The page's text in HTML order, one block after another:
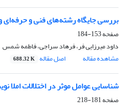
بررسی جایگاه رشته‌های فنی و حرفه‌ای و
صفحه153-184
داود میرزایی فر، فرهاد سراجی، فاطمه شمس
مشاهده مقاله
اصل مقاله 688.32 K
شناسایی عوامل موثر در اختلالات املا
صفحه181-218